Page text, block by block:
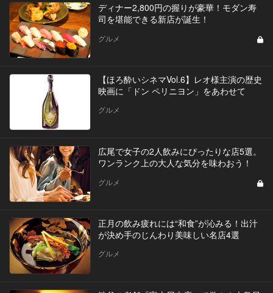
ディナー2,800円の握りが豪華！モダン寿
司を堪能できる新店が誕生！
グルメ
【ほろ酔いシネマVol.6】レオ様主演の歴史
映画に「ドン ペリニヨン」をあわせて
グルメ
広尾で女子の2人飲みにぴったりな店5選。
ワンランク上の大人な気分を味わおう！
グルメ
正月の飲み疲れには“和食”が沁みる！出汁
が決め手のじんわり美味しい名店4選
グルメ